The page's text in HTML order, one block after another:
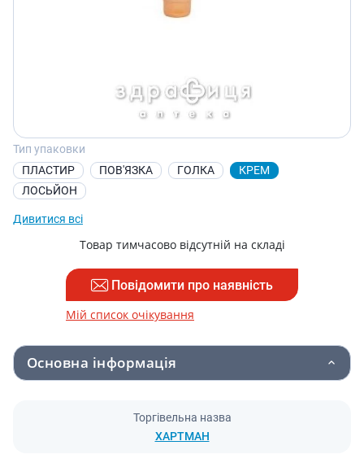
Тип упаковки
ПЛАСТИР
ПОВ'ЯЗКА ГОЛКА
КРЕМ
ЛОСЬЙОН
Дивитися всі
Товар тимчасово відсутній на складі
Повідомити про наявність
Мій список очікування
Основна інформація
Торгівельна назва
ХАРТМАН